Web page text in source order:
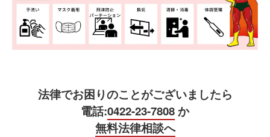
法律でお困りのことがございましたら
電話:0422-23-7808か
無料法律相談へ